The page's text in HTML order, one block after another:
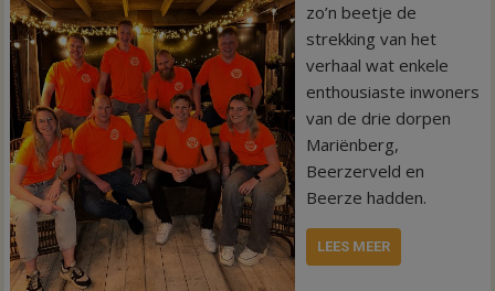
zo’n beetje de
strekking van het
verhaal wat enkele
enthousiaste inwoners
van de drie dorpen
Mariënberg,
Beerzerveld en
Beerze hadden.
LEES MEER